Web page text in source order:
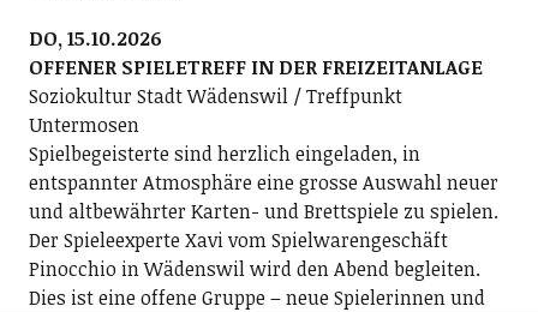
DO, 15.10.2026
OFFENER SPIELETREFF IN DER FREIZEITANLAGE
Soziokultur Stadt Wädenswil / Treffpunkt
Untermosen
Spielbegeisterte sind herzlich eingeladen, in
entspannter Atmosphäre eine grosse Auswahl neuer
und altbewährter Karten- und Brettspiele zu spielen.
Der Spieleexperte Xavi vom Spielwarengeschäft
Pinocchio in Wädenswil wird den Abend begleiten.
Dies ist eine offene Gruppe – neue Spielerinnen und